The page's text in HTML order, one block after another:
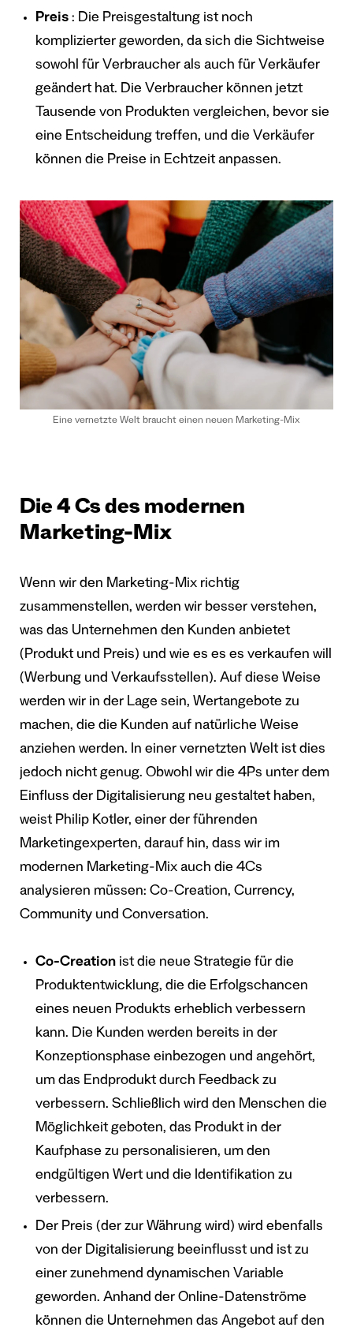
Preis : Die Preisgestaltung ist noch
komplizierter geworden, da sich die Sichtweise
sowohl für Verbraucher als auch für Verkäufer
geändert hat. Die Verbraucher können jetzt
Tausende von Produkten vergleichen, bevor sie
eine Entscheidung treffen, und die Verkäufer
können die Preise in Echtzeit anpassen.
Eine vernetzte Welt braucht einen neuen Marketing-Mix
Die 4 Cs des modernen
Marketing-Mix
Wenn wir den Marketing-Mix richtig
zusammenstellen, werden wir besser verstehen,
was das Unternehmen den Kunden anbietet
(Produkt und Preis) und wie es es es verkaufen will
(Werbung und Verkaufsstellen). Auf diese Weise
werden wir in der Lage sein, Wertangebote zu
machen, die die Kunden auf natürliche Weise
anziehen werden. In einer vernetzten Welt ist dies
jedoch nicht genug. Obwohl wir die 4Ps unter dem
Einfluss der Digitalisierung neu gestaltet haben,
weist Philip Kotler, einer der führenden
Marketingexperten, darauf hin, dass wir im
modernen Marketing-Mix auch die 4Cs
analysieren müssen: Co-Creation, Currency,
Community und Conversation.
Co-Creation ist die neue Strategie für die
Produktentwicklung, die die Erfolgschancen
eines neuen Produkts erheblich verbessern
kann. Die Kunden werden bereits in der
Konzeptionsphase einbezogen und angehört,
um das Endprodukt durch Feedback zu
verbessern. Schließlich wird den Menschen die
Möglichkeit geboten, das Produkt in der
Kaufphase zu personalisieren, um den
endgültigen Wert und die Identifikation zu
verbessern.
Der Preis (der zur Währung wird) wird ebenfalls
von der Digitalisierung beeinflusst und ist zu
einer zunehmend dynamischen Variable
geworden. Anhand der Online-Datenströme
können die Unternehmen das Angebot auf den